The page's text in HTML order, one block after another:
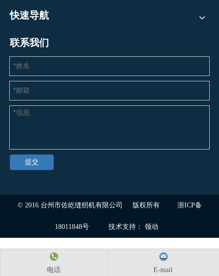
电话 E-mail
快速导航
联系我们
提交
© 2016 台州市佐屹缝纫机有限公司 版权所有 浙ICP备
18011848号 技术支持： 领动